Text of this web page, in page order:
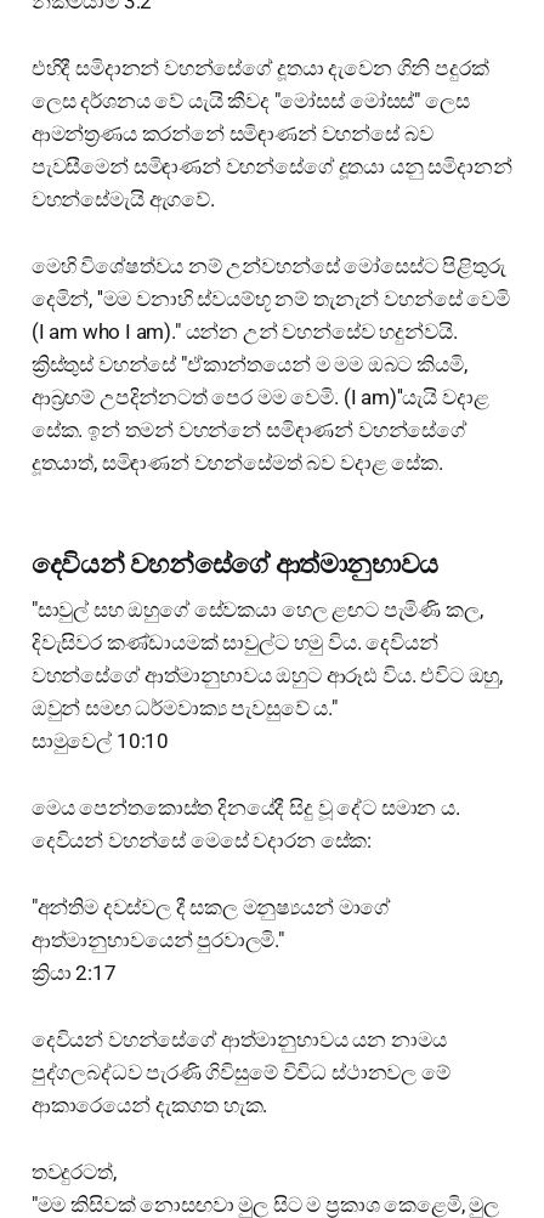
එහිදී සමිදානන් වහන්සේගේ දූතයා දැවෙන ගිනි පදුරක්
ලෙස දර්ශනය වේ යැයි කීවද "මෝසස් මෝසස්" ලෙස
ආමන්ත්‍රණය කරන්නේ සමිඳාණන් වහන්සේ බව
පැවසීමෙන් සමිඳාණන් වහන්සේගේ දූතයා යනු සමිදානන්
වහන්සේමැයි ඇගවේ.
මෙහි විශේෂත්වය නම් උන්වහන්සේ මෝසෙස්ට පිළිතුරු
දෙමින්, ''මම වනාහි ස්වයම්භූ නම් තැනැන් වහන්සේ වෙමි
(I am who I am)." යන්න උන් වහන්සේව හදුන්වයි.
ක්‍රිස්තුස් වහන්සේ "ඒකාන්තයෙන් ම මම ඔබට කියමි,
ආබ්‍රහම් උපදින්නටත් පෙර මම වෙමි. (I am)''යැයි වදාළ
සේක. ඉන් තමන් වහන්නේ සමිඳාණන් වහන්සේගේ
දූතයාත්, සමිඳාණන් වහන්සේමත් බව වදාළ සේක.
දෙවියන් වහන්සේගේ ආත්මානුභාවය
"සාවුල් සහ ඔහුගේ සේවකයා හෙල ළඟට පැමිණි කල,
දිවැසිවර කණ්ඩායමක් සාවුල්ට හමු විය. දෙවියන්
වහන්සේගේ ආත්මානුභාවය ඔහුට ආරූඪ විය. එවිට ඔහු,
ඔවුන් සමඟ ධර්මවාක්‍ය පැවසුවේ ය."
සාමුවෙල් 10:10
මෙය පෙන්තකොස්ත දිනයේදී සිදු වූ දේට සමාන ය.
දෙවියන් වහන්සේ මෙසේ වදාරන සේක:
"අන්තිම දවස්වල දී සකල මනුෂ්‍යයන් මාගේ
ආත්මානුභාවයෙන් පුරවාලමි."
ක්‍රියා 2:17
දෙවියන් වහන්සේගේ ආත්මානුභාවය යන නාමය
පුද්ගලබද්ධව පැරණි ගිවිසුමේ විවිධ ස්ථානවල මේ
ආකාරෙයෙන් දැකගත හැක.
තවදුරටත්,
"මම කිසිවක් නොසඟවා මුල සිට ම ප්‍රකාශ කෙළෙමි, මුල